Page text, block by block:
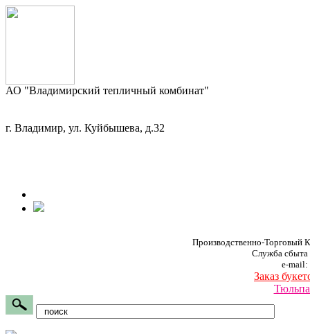
АО "Владимирский тепличный комбинат"
г. Владимир, ул. Куйбышева, д.32
Производственно-Торговый
Служба
e-mail:
Заказ